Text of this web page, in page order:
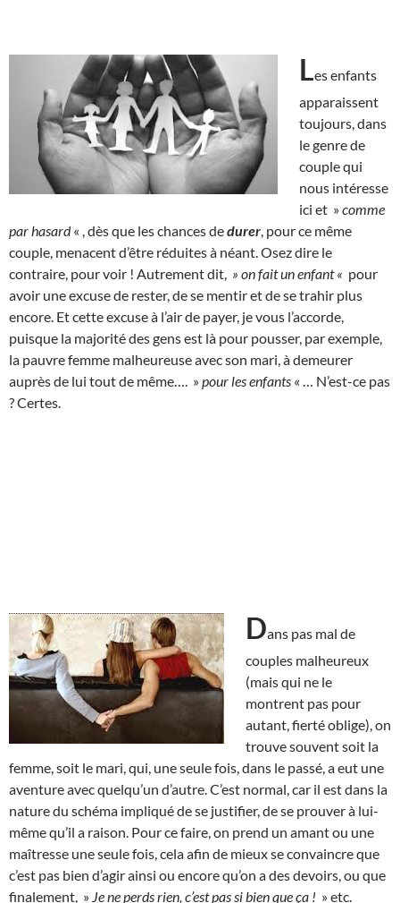
Les enfants
apparaissent
toujours, dans
le genre de
couple qui
nous intéresse
ici et »comme
par hasard« , dès que les chances dedurer , pour ce même
couple, menacent d’être réduites à néant. Osez dire le
contraire, pour voir ! Autrement dit, » on fait un enfant « pour
avoir une excuse de rester, de se mentir et de se trahir plus
encore. Et cette excuse à l’air de payer, je vous l’accorde,
puisque la majorité des gens est là pour pousser, par exemple,
la pauvre femme malheureuse avec son mari, à demeurer
auprès de lui tout de même…. »pour les enfants « … N’est-ce pas
? Certes.
Dans pas mal de
couples malheureux
(mais qui ne le
montrent pas pour
autant, fierté oblige), on
trouve souvent soit la
femme, soit le mari, qui, une seule fois, dans le passé, a eut une
aventure avec quelqu’un d’autre. C’est normal, car il est dans la
nature du schéma impliqué de se justifier, de se prouver à lui-
même qu’il a raison. Pour ce faire, on prend un amant ou une
maîtresse une seule fois, cela afin de mieux se convaincre que
c’est pas bien d’agir ainsi ou encore qu’on a des devoirs, ou que
finalement, » Je ne perds rien, c’est pas si bien que ça ! » etc.